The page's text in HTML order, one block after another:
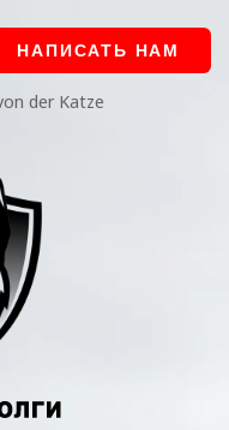
НАПИСАТЬ НАМ
der Katze